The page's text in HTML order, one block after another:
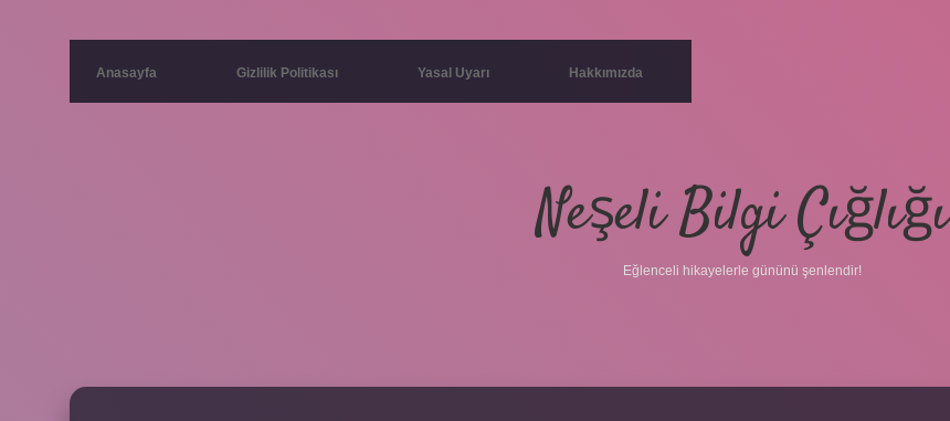
Anasayfa Gizlilik Politikası Yasal Uyarı Hakkımızda
Neşeli Bilgi Çığlığı
Eğlenceli hikayelerle gününü şenlendir!